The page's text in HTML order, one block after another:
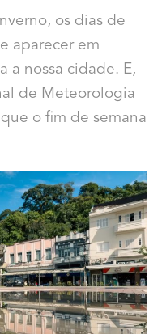
os dias de
aparecer em
a nossa cidade. E,
de Meteorologia
o fim de semana